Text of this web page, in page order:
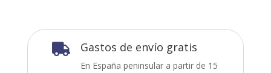
 Gastos de envío gratis
En España peninsular a partir de 15